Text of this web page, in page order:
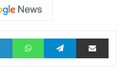
LinkedInWhatsAppTelegramTeilen via E-Mail